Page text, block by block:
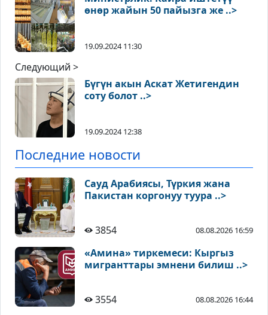
өнөр жайын 50 пайызга же ..>
19.09.2024 11:30
Следующий >
Бүгүн акын Аскат Жетигендин
соту болот ..>
19.09.2024 12:38
Последние новости
Сауд Арабиясы, Түркия жана
Пакистан коргонуу туура ..>
3854 08.08.2026 16:59
«Амина» тиркемеси: Кыргыз
мигранттары эмнени билиш ..>
3554 08.08.2026 16:44